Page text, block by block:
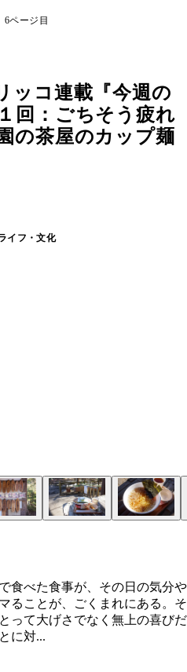
6ページ目
ッコ連載『今週の
回：ごちそう疲れ
の茶屋のカップ麺
イフ・文化
食べた食事が、その日の気分や
ることが、ごくまれにある。そ
って大げさでなく無上の喜びだ
に対...